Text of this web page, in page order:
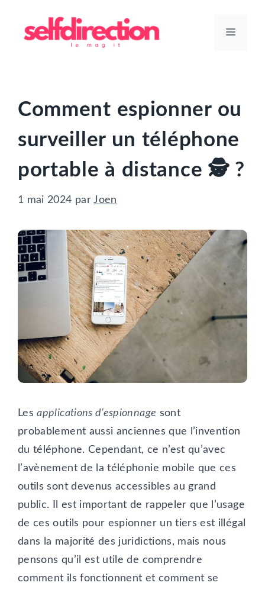
contenu
Menu
Comment espionner ou
surveiller un téléphone
portable à distance 🕵️ ?
1 mai 2024 par Joen
Lesapplications d’espionnage sont
probablement aussi anciennes que l’invention
du téléphone. Cependant, ce n’est qu’avec
l’avènement de la téléphonie mobile que ces
outils sont devenus accessibles au grand
public. Il est important de rappeler que l’usage
de ces outils pour espionner un tiers est illégal
dans la majorité des juridictions, mais nous
pensons qu’il est utile de comprendre
comment ils fonctionnent et comment se